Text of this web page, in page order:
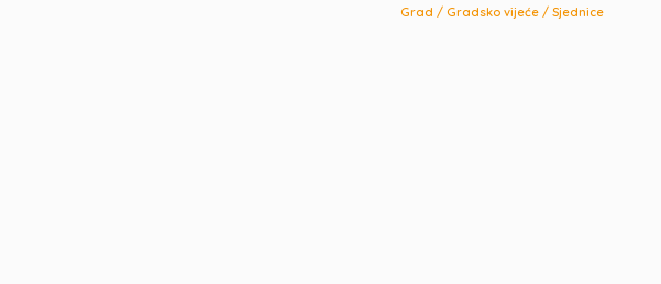
Grad / Gradsko vijeće / Sjednice